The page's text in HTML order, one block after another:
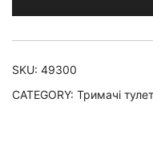
SKU: 49300
CATEGORY: Тримачі